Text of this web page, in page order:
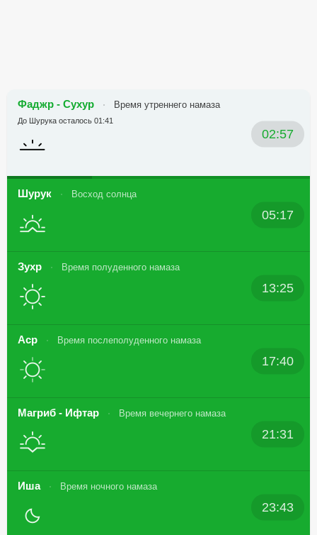
Фаджр - Сухур Время утреннего намаза
02:57
До Шурука осталось 01:41
Шурук Восход солнца
05:17
Зухр Время полуденного намаза
13:25
Аср Время послеполуденного намаза
17:40
Магриб - Ифтар Время вечернего намаза
21:31
Иша Время ночного намаза
23:43